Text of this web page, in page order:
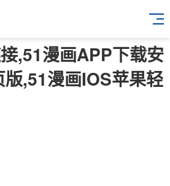
,51漫画APP下载安
,51漫画IOS苹果轻